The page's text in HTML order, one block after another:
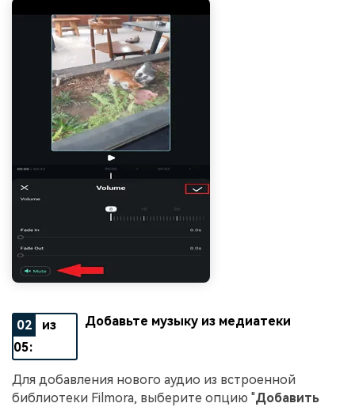
02
из
05:
Добавьте музыку из медиатеки
Для добавления нового аудио из встроенной
библиотеки Filmora, выберите опцию "Добавить